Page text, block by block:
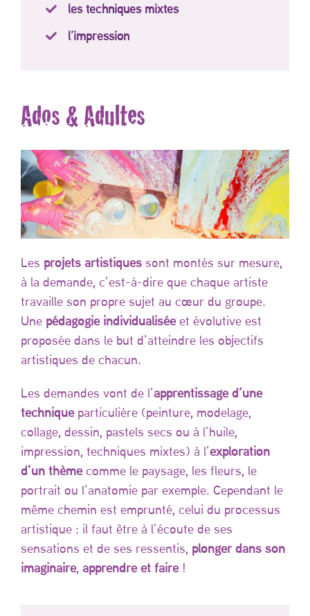
les techniques mixtes
l’impression
Ados & Adultes
Les projets artistiquessont montés sur mesure,
à la demande, c’est-à-dire que chaque artiste
travaille son propre sujet au cœur du groupe.
Une pédagogie individualiséeet évolutive est
proposée dans le but d’atteindre les objectifs
artistiques de chacun.
Les demandes vont de l’apprentissage d’une
techniqueparticulière (peinture, modelage,
collage, dessin, pastels secs ou à l’huile,
impression, techniques mixtes) à l’exploration
d’un thèmecomme le paysage, les fleurs, le
portrait ou l’anatomie par exemple. Cependant le
même chemin est emprunté, celui du processus
artistique : il faut être à l’écoute de ses
sensations et de ses ressentis, plonger dans son
imaginaire, apprendre et faire!